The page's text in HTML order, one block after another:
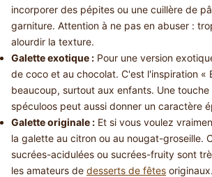
incorporer des pépites ou une cuillère de
garniture. Attention à ne pas en abuser :
alourdir la texture.
Galette exotique : Pour une version
de coco et au chocolat. C'est l'inspiration «
beaucoup, surtout aux enfants. Une
spéculoos peut aussi donner un caractère
Galette originale : Et si vous voulez
la galette au citron ou au nougat-groseille.
sucrées-acidulées ou sucrées-fruity sont
les amateurs de desserts de fêtes originaux.